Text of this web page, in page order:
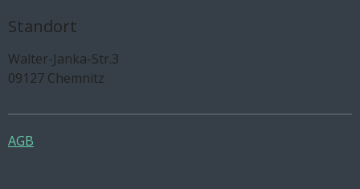
Standort
Walter-Janka-Str.3
09127 Chemnitz
AGB